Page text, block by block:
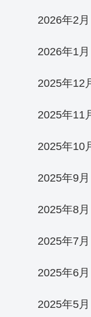
2026年2月
2026年1月
2025年12
2025年11
2025年10
2025年9月
2025年8月
2025年7月
2025年6月
2025年5月